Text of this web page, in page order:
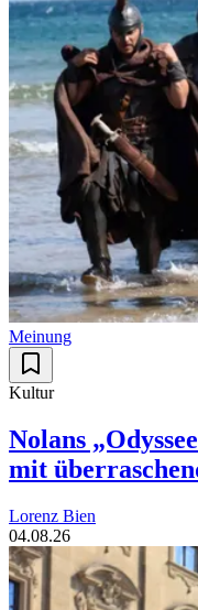
Meinung
Kultur
Nolans
mit
Lorenz Bien
04.08.26